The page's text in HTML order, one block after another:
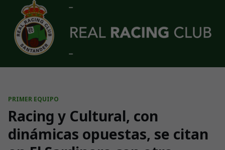
Skip to main content
PRIMER EQUIPO
Racing y Cultural, con
dinámicas opuestas, se citan